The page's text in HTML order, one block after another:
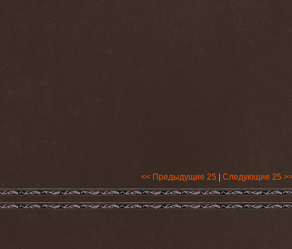
<< Предыдущие 25 Следующие 25